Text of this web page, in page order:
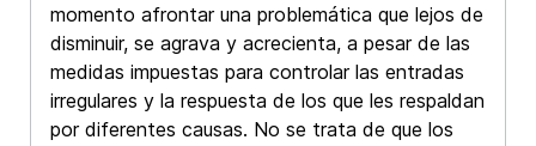
momento afrontar una problemática que lejos de
disminuir, se agrava y acrecienta, a pesar de las
medidas impuestas para controlar las entradas
irregulares y la respuesta de los que les respaldan
por diferentes causas. No se trata de que los